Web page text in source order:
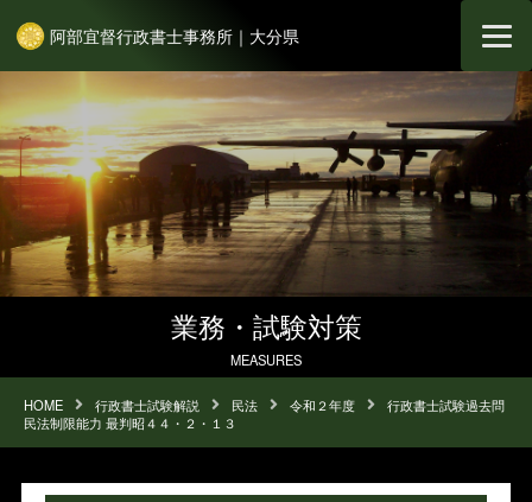
阿部宜督行政書士事務所｜大分県
業務・試験対策
MEASURES
HOME 行政書士試験解説 民法 令和２年度
行政書士試験過去問
民法制限能力 最判昭４４・２・１３